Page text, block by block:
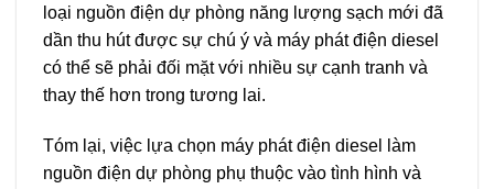
loại nguồn điện dự phòng năng lượng sạch mới đã
dần thu hút được sự chú ý và máy phát điện diesel
có thể sẽ phải đối mặt với nhiều sự cạnh tranh và
thay thế hơn trong tương lai.
Tóm lại, việc lựa chọn máy phát điện diesel làm
nguồn điện dự phòng phụ thuộc vào tình hình và